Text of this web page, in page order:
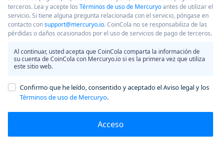
terceros. Lea y acepte los Términos de uso de Mercuryoantes de utilizar el
servicio. Si tiene alguna pregunta relacionada con el servicio, póngase en
contacto consupport@mercuryo.io. CoinCola no se responsabiliza de las
pérdidas o daños ocasionados por el uso de servicios de pago de terceros.
Al continuar, usted acepta que CoinCola comparta la información de
su cuenta de CoinCola con Mercuryo.io si es la primera vez que utiliza
este sitio web.
Confirmo que he leído, consentido y aceptado el Aviso legal y los
Términos de uso de Mercuryo.
Acceso